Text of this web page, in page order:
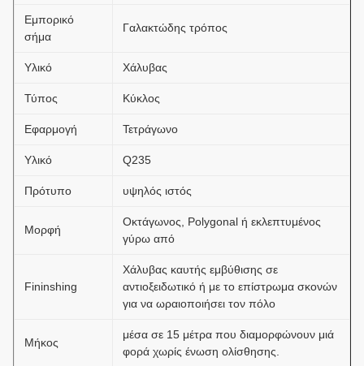
Εμπορικό
σήμα
Γαλακτώδης τρόπος
Υλικό Χάλυβας
Τύπος Κύκλος
Εφαρμογή Τετράγωνο
Υλικό Q235
Πρότυπο υψηλός ιστός
Μορφή
Οκτάγωνος, Polygonal ή εκλεπτυμένος
γύρω από
Fininshing
Χάλυβας καυτής εμβύθισης σε
αντιοξειδωτικό ή με το επίστρωμα σκονών
για να ωραιοποιήσει τον πόλο
Μήκος
μέσα σε 15 μέτρα που διαμορφώνουν μιά
φορά χωρίς ένωση ολίσθησης.